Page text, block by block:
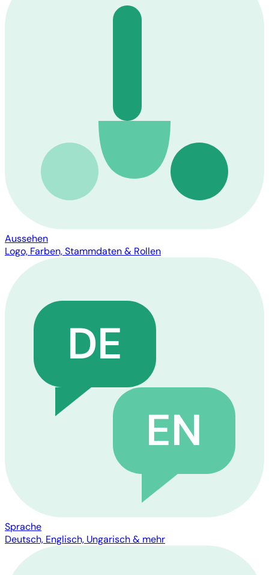
Aussehen
Logo, Farben, Stammdaten & Rollen
DE
EN
Sprache
Deutsch, Englisch, Ungarisch & mehr